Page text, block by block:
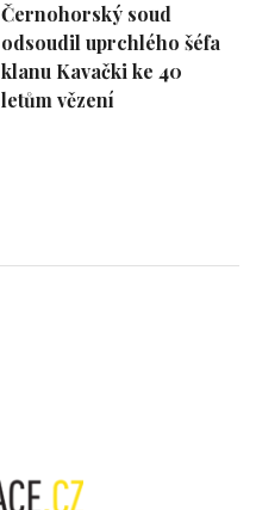
Černohorský soud
odsoudil uprchlého šéfa
klanu Kavački ke 40
letům vězení